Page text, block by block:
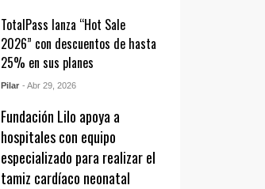
TotalPass lanza “Hot Sale
2026” con descuentos de hasta
25% en sus planes
Pilar - Abr 29, 2026
Fundación Lilo apoya a
hospitales con equipo
especializado para realizar el
tamiz cardíaco neonatal